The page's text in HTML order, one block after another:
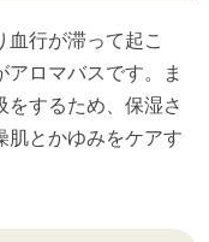
血行が滞って起こ
アロマバスです。ま
をするため、保湿さ
肌とかゆみをケアす